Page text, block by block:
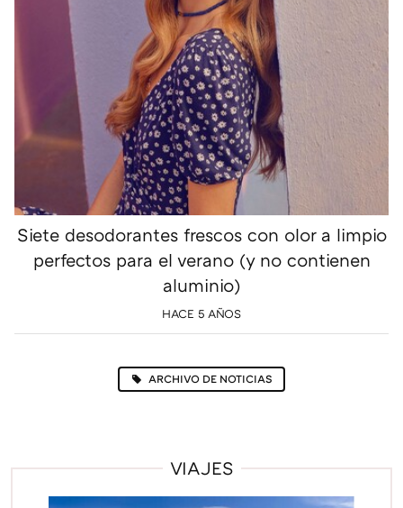
Siete desodorantes frescos con olor a limpio
perfectos para el verano (y no contienen
aluminio)
HACE 5 AÑOS
ARCHIVO DE NOTICIAS
VIAJES